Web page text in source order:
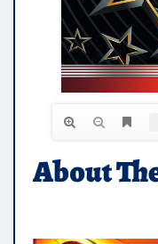
About